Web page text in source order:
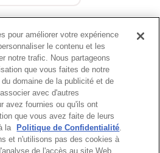
Catalogue
Haut de page
pour améliorer votre expérience
le contenu et les
notre trafic. Nous partageons
que vous faites de notre
domaine de la publicité et de
avec d'autres
avez fournies ou qu'ils ont
que vous avez faite de leurs
la
Politique de Confidentialité.
et n'utilisons pas des cookies à
de l'accès au site Web